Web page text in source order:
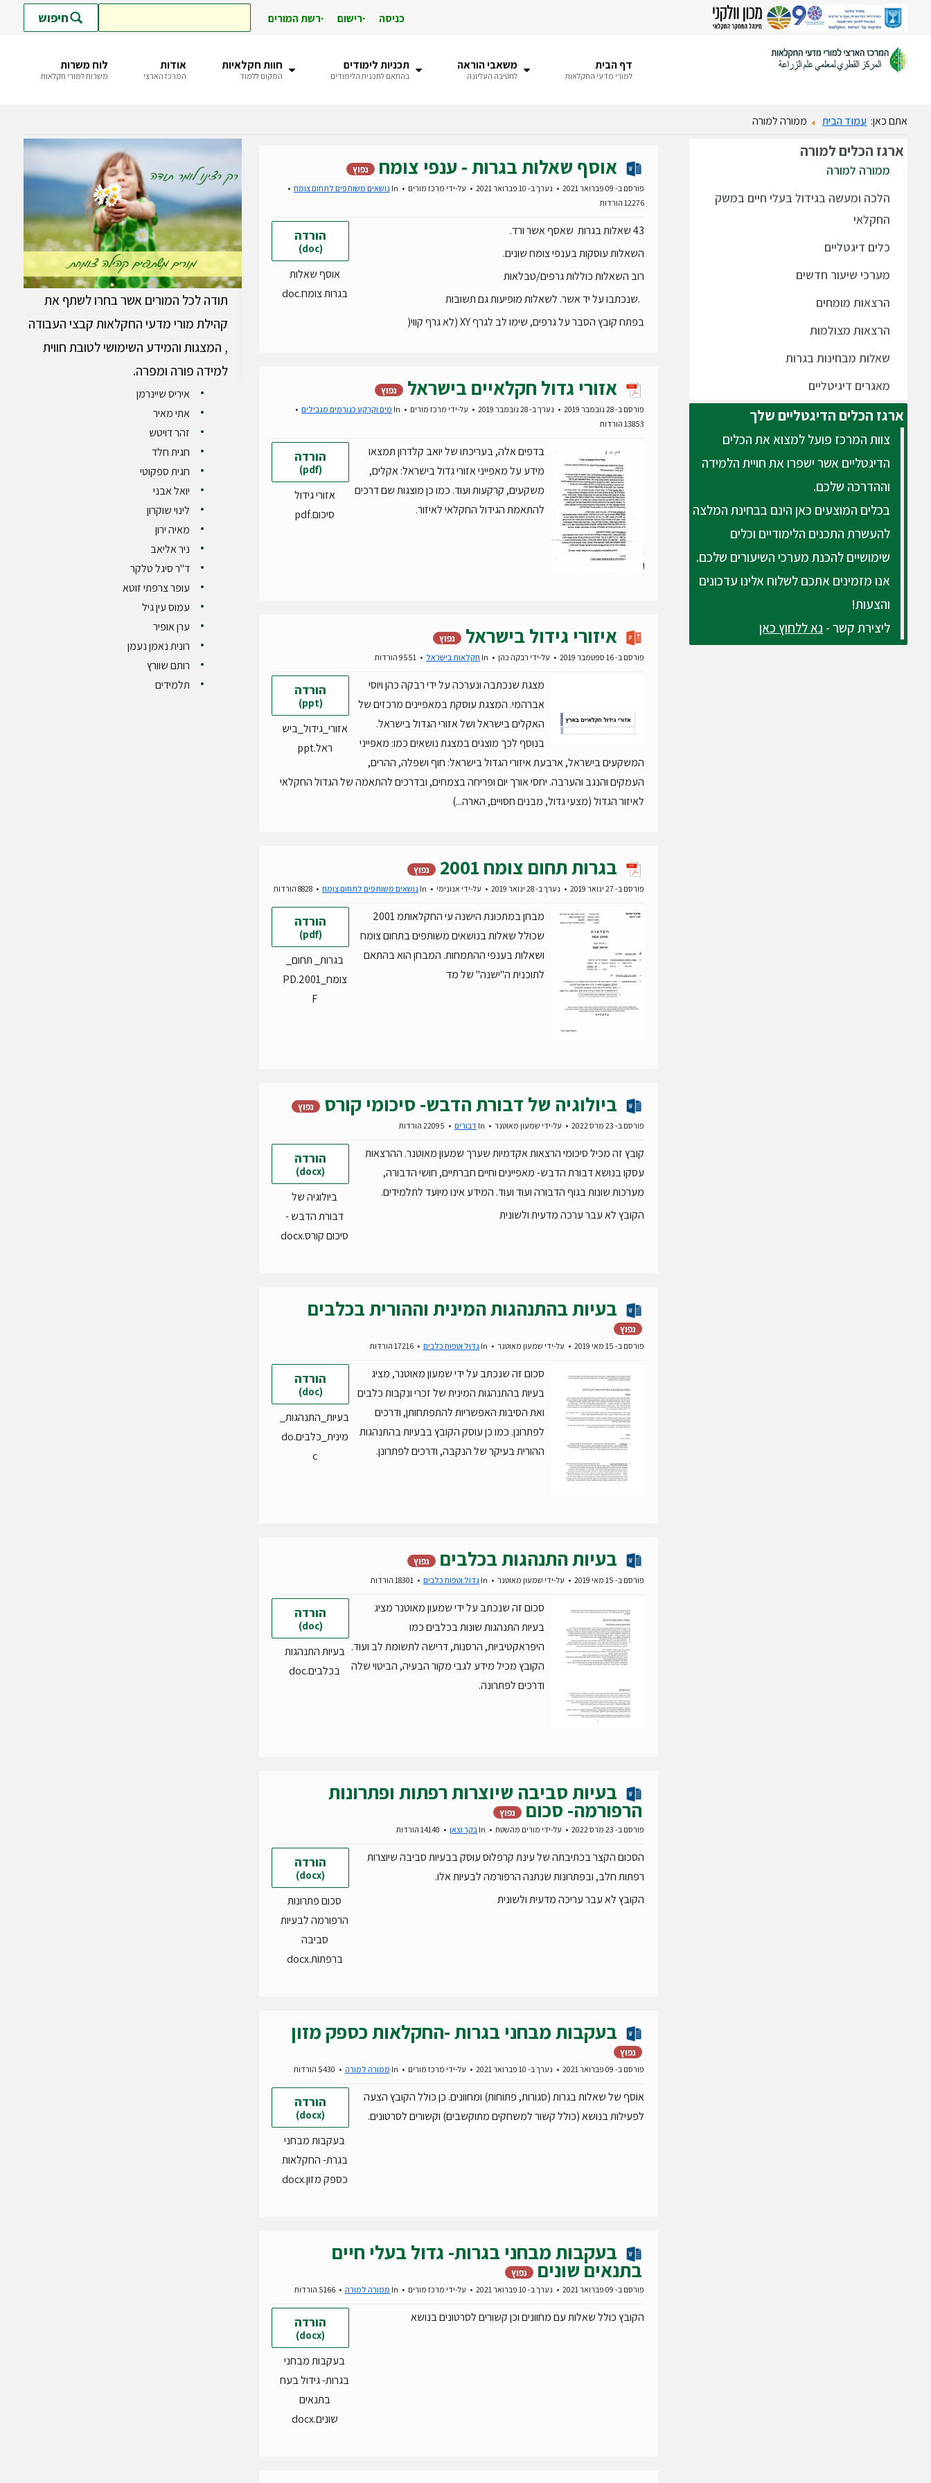
חיפוש כניסה רישום רשת המורים
דף הבית
למורי מדעי החקלאות
משאבי הוראה
לחטיבה העליונה
תכניות לימודים
בהתאם לתכנית הלימודים
חוות חקלאיות
המקום ללמוד
אודות
המרכז הארצי
לוח משרות
משרות למורי חקלאות
אתם כאן: עמוד הבית ממורה למורה
אוסף שאלות בגרות - ענפי צומח נפוץ
פורסם ב- 09 פברואר 2021 נערך ב- 10 פברואר 2021 על-ידי מרכז מורים
נושאים משותפים לתחום צומח
12276 הורדות
הורדה
(doc)
אוסף שאלות
בגרות צומח.doc
43 שאלות בגרות שאסף אשר ורד.
השאלות עוסקות בענפי צומח שונים.
רוב השאלות כוללות גרפים/טבלאות
.שנכתבו על יד אשר. לשאלות מופיעות גם תשובות
בפתח קובץ הסבר על גרפים, שימו לב לגרף XY (לא גרף קווי(
אזורי גדול חקלאיים בישראל נפוץ
פורסם ב- 28 נובמבר 2019 נערך ב- 28 נובמבר 2019 על-ידי מרכז מורים
מים וקרקע כגורמים מגבילים
13853 הורדות
הורדה
(pdf)
אזורי גידול
סיכום.pdf
בדפים אלה, בעריכתו של יואב קלדרון תמצאו
מידע על מאפייני אזורי גדול בישראל: אקלים,
משקעים, קרקעות ועוד. כמו כן מוצגות שם דרכים
להתאמת הגידול החקלאי לאיזור.
איזורי גידול בישראל נפוץ
פורסם ב- 16 ספטמבר 2019 על-ידי רבקה כהן חקלאות בישראל 9551 הורדות
הורדה
(ppt)
אזורי_גידול_ביש
ראל.ppt
מצגת שנכתבה ונערכה על ידי רבקה כהן ויוסי
אברהמי. המצגת עוסקת במאפיינים מרכזים של
האקלים בישראל ושל אזורי הגדול בישראל.
בנוסף לכך מוצגים במצגת נושאים כמו: מאפייני
המשקעים בישראל, ארבעת איזורי הגדול בישראל: חוף ושפלה, ההרים,
העמקים והנגב והערבה. יחסי אורך יום ופריחה בצמחים, ובדרכים להתאמה של הגדול החקלאי
לאיזור הגדול (מצעי גדול, מבנים חסויים, הארה...)
בגרות תחום צומח 2001 נפוץ
פורסם ב- 27 ינואר 2019 נערך ב- 28 ינואר 2019 על-ידי אנונימי נושאים משותפים לתחום צומח 8828 הורדות
הורדה
(pdf)
בגרות_ תחום_
צומח_2001.PD
F
מבחן במתכונת הישנה עי החקלאותמ 2001
שכולל שאלות בנושאים משותפים בתחום צומח
ושאלות בענפי ההתמחות. המבחן הוא בהתאם
לתוכנית ה"ישנה" של מד
ביולוגיה של דבורת הדבש- סיכומי קורס נפוץ
פורסם ב- 23 מרס 2022 על-ידי שמעון מאוטנר דבורים
הורדה
(docx)
ביולוגיה של
דבורת הדבש -
סיכום קורס.docx
קובץ זה מכיל סיכומי הרצאות אקדמיות שערך שמעון מאוטנר. ההרצאות
עסקו בנושא דבורת הדבש- מאפיינים וחיים חברתיים, חושי הדבורה,
מערכות שונות בגוף הדבורה ועוד ועוד. המידע אינו מיועד לתלמידים.
הקובץ לא עבר ערכה מדעית ולשונית
בעיות בהתנהגות המינית וההורית בכלבים
נפוץ
פורסם ב- 15 מאי 2019 על-ידי שמעון מאוטנר גדול וטפוח כלבים 17216 הורדות
הורדה
(doc)
בעיות_התנהגות_
מינית_כלבים.do
c
סכום זה שנכתב על ידי שמעון מאוטנר, מציג
בעיות בהתנהגות המינית של זכרי ונקבות כלבים
ואת הסיבות האפשריות להתפתחותן, ודרכים
לפתרונן. כמו כן עוסק הקובץ בבעיות בהתנהגות
ההורית בעיקר של הנקבה, ודרכים לפתרונן.
בעיות התנהגות בכלבים נפוץ
פורסם ב- 15 מאי 2019 על-ידי שמעון מאוטנר גדול וטפוח כלבים
הורדה
(doc)
בעיות התנהגות
בכלבים.doc
סכום זה שנכתב על ידי שמעון מאוטנר מציג
בעיות התנהגות שונות בכלבים כמו
היפראקטיביות, הרסנות, דרישה לתשומת לב ועוד.
הקובץ מכיל מידע לגבי מקור הבעיה, הביטוי שלה
ודרכים לפתרונה.
בעיות סביבה שיוצרות רפתות ופתרונות
הרפורמה- סכום נפוץ
פורסם ב- 23 מרס 2022 על-ידי מורים מהשטח בקר וצאן
הורדה
(docx)
סכום פתרונות
הרפורמה לבעיות
סביבה
ברפתות.docx
הסכום הקצר בכתיבתה של עינת קרפלוס עוסק בבעיות סביבה שיוצרות
רפתות חלב, ובפתרונות שנתנה הרפורמה לבעיות אלו.
הקובץ לא עבר עריכה מדעית ולשונית
בעקבות מבחני בגרות -החקלאות כספק מזון
נפוץ
פורסם ב- 09 פברואר 2021 נערך ב- 10 פברואר 2021 על-ידי מרכז מורים ממורה למורה
הורדה
(docx)
בעקבות מבחני
בגרת- החקלאות
כספק מזון.docx
אוסף של שאלות בגרות (סגורות, פתוחות) ומחוונים. כן כולל הקובץ הצעה
לפעילות בנושא (כולל קשור למשחקים מתוקשבים) וקשורים לסרטונים.
בעקבות מבחני בגרות- גדול בעלי חיים
בתנאים שונים נפוץ
פורסם ב- 09 פברואר 2021 נערך ב- 10 פברואר 2021 על-ידי מרכז מורים ממורה למורה 5166 הורדות
הורדה
(docx)
בעקבות מבחני
בגרות- גידול בעח
בתנאים
שונים.docx
הקובץ כולל שאלות עם מחוונים וכן קשורים לסרטונים בנושא
ארגז הכלים למורה
ממורה למורה
הלכה ומעשה בגידול בעלי חיים במשק
החקלאי
כלים דיגטליים
מערכי שיעור חדשים
הרצאות מומחים
הרצאות מצולמות
שאלות מבחינות בגרות
מאגרים דיגיטליים
ארגז הכלים הדיגטליים שלך
צוות המרכז פועל למצוא את הכלים
הדיגטליים אשר ישפרו את חויית הלמידה
וההדרכה שלכם.
בכלים המוצעים כאן הינם בבחינת המלצה
להעשרת התכנים הלימודיים וכלים
שימושיים להכנת מערכי השיעורים שלכם.
אנו מזמינים אתכם לשלוח אלינו עדכונים
והצעות!
ליצירת קשר - נא ללחוץ כאן
תודה לכל המורים אשר בחרו לשתף את
קהילת מורי מדעי החקלאות קבצי העבודה
, המצגות והמידע השימושי לטובת חווית
למידה פורה ומפרה.
איריס שיינרמן
אתי מאיר
זהר דויטש
חגית חלד
חגית ספקוטי
יואל אבני
לינוי שוקרון
מאיה ירון
ניר אליאב
ד"ר סיגל טלקר
עופר צרפתי זוטא
עמוס עין גיל
ערן אופיר
רונית נאמן נעמן
רותם שוורץ
תלמידים